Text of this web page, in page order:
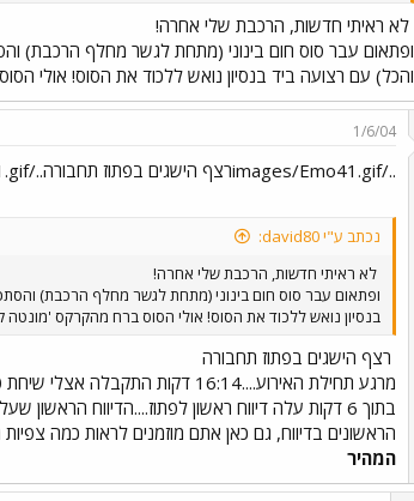
לא ראיתי חדשות, הרכבת שלי אחרה!
ופתאום עבר סוס חום בינוני (מתחת לגשר מחלף הרכבת)
והכל) עם רצועה ביד בנסיון נואש ללכוד את הסוס! אולי
1/6/04
../images/Emo41.gifרצף הישגים בפתוז תחבורה../images/Emo41.gif
נכתב ע"י david80:
לא ראיתי חדשות, הרכבת שלי אחרה!
ופתאום עבר סוס חום בינוני (מתחת לגשר מחלף הרכבת)
בנסיון נואש ללכוד את הסוס! אולי הסוס ברח מהקרקס
רצף הישגים בפתוז תחבורה
מרגע תחילת האירוע....16:14
הראשונים בדיווח, גם כאן אתם מוזמנים לראות כמה
המהיר